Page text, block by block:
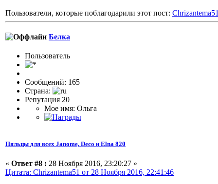
Пользователи, которые поблагодарили этот пост:
Белка
Пользовaтeль
Сообщений: 165
Страна:
Репутация 20
Мое имя: Ольга
Пяльцы для всех Janome, Deco и Elna 820
« Ответ #8 : 28 Ноября 2016, 23:20:27 »
Цитата: Chrizantema51 от 28 Ноября 2016, 22:41:46